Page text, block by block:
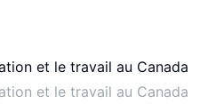
et le travail au Canada